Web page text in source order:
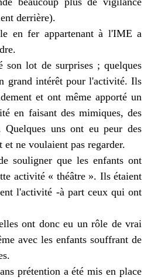
derrière).
fer appartenant à l'IME a
lot de surprises ; quelques
grand intérêt pour l'activité. Ils
et ont même apporté un
en faisant des mimiques, des
Quelques uns ont eu peur des
et ne voulaient pas regarder.
que les enfants ont
activité « théâtre ». Ils étaient
l'activité -à part ceux qui ont
ont donc eu un rôle de vrai
avec les enfants souffrant de
prétention a été mis en place